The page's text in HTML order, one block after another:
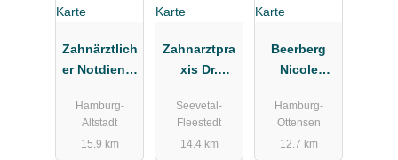
Zahnärztlich
er Notdienst
ärztliche
Vereinigung
Hamburg
Hamburg-
Altstadt
15.9 km
Zahnarztpra
xis Dr.
Christiansen
Seevetal-
Fleestedt
14.4 km
Beerberg
Nicole
xis
Hamburg-
Ottensen
12.7 km